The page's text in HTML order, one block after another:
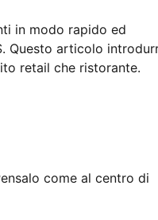
in modo rapido ed
Questo articolo
retail che ristorante.
come al centro di